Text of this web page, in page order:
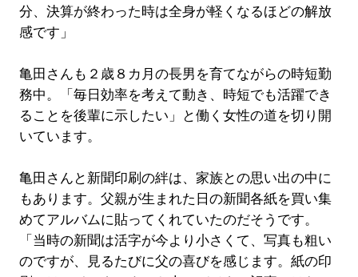
分、決算が終わった時は全身が軽くなるほどの解放
感です」
亀田さんも２歳８カ月の長男を育てながらの時短勤
務中。「毎日効率を考えて動き、時短でも活躍でき
ることを後輩に示したい」と働く女性の道を切り開
いています。
亀田さんと新聞印刷の絆は、家族との思い出の中に
もあります。父親が生まれた日の新聞各紙を買い集
めてアルバムに貼ってくれていたのだそうです。
「当時の新聞は活字が今より小さくて、写真も粗い
のですが、見るたびに父の喜びを感じます。紙の印